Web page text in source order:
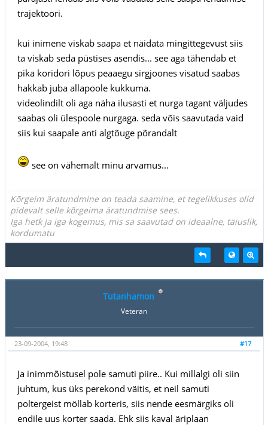
trajektoori.
kui inimene viskab saapa et näidata mingittegevust siis
ta viskab seda püstises asendis... see aga tähendab et
pika koridori lõpus peaaegu sirgjoones visatud saabas
hakkab juba allapoole kukkuma.
videolindilt oli aga näha ilusasti et nurga tagant väljudes
saabas oli ülespoole nurgaga. seda võis saavutada vaid
siis kui saapale anti algtõuge põrandalt
see on vähemalt minu arvamus...
Kõrgeim äratundmine on teada saamine, et tegelikkuses olid
pidevalt selle kõrgeima äratundmise sees.
Iga hetk ja iga kogemus, mis sa saavutad on ideaalne, täiuslik,
kordumatu
Tutanhamon
Veteran
#17
23-09-2004, 19:48
Ja inimmõistusel pole samuti piire.. Kui millalgi oli siin
juhtum, kus üks perekond väitis, et neil samuti
poltergeist möllab korteris, siis nende eesmärgiks oli
endile uus korter saada. Ehk siis kaval äriplaan